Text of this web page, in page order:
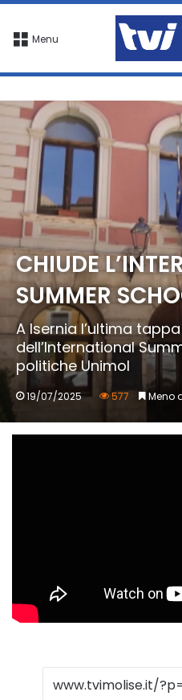
Menu
CHIUDE
SUMMER
A Isernia l’ultima
dell’International
politiche Unimol
19/07/2025 577 Meno